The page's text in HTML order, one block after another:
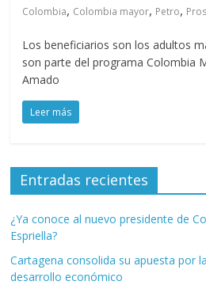
Colombia, Colombia mayor, Petro,
Los beneficiarios son los adultos
son parte del programa Colombia
Amado
Leer más
Entradas recientes
¿Ya conoce al nuevo presidente de
Espriella?
Cartagena consolida su apuesta por
desarrollo económico